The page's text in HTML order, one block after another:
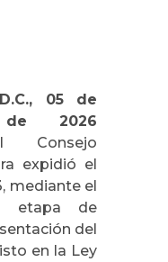
05 de
2026
Consejo
expidió el
mediante el
etapa de
del
en la Ley